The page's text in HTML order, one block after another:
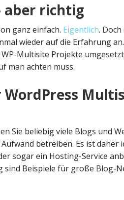
aber richtig
ganz einfach. Eigentlich.
wieder auf die Erfahrung
Multisite Projekte
man achten muss.
Sie beliebig viele Blogs und
betreiben. Es ist daher
sogar ein Hosting-Service
sind Beispiele für große Blog-